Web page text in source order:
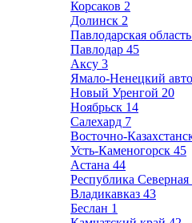
Корсаков 2
Долинск 2
Павлодарская область
Павлодар 45
Аксу 3
Ямало-Ненецкий
Новый Уренгой 20
Ноябрьск 14
Салехард 7
Восточно-
Усть-Каменогорск 45
Астана 44
Республика
Владикавказ 43
Беслан 1